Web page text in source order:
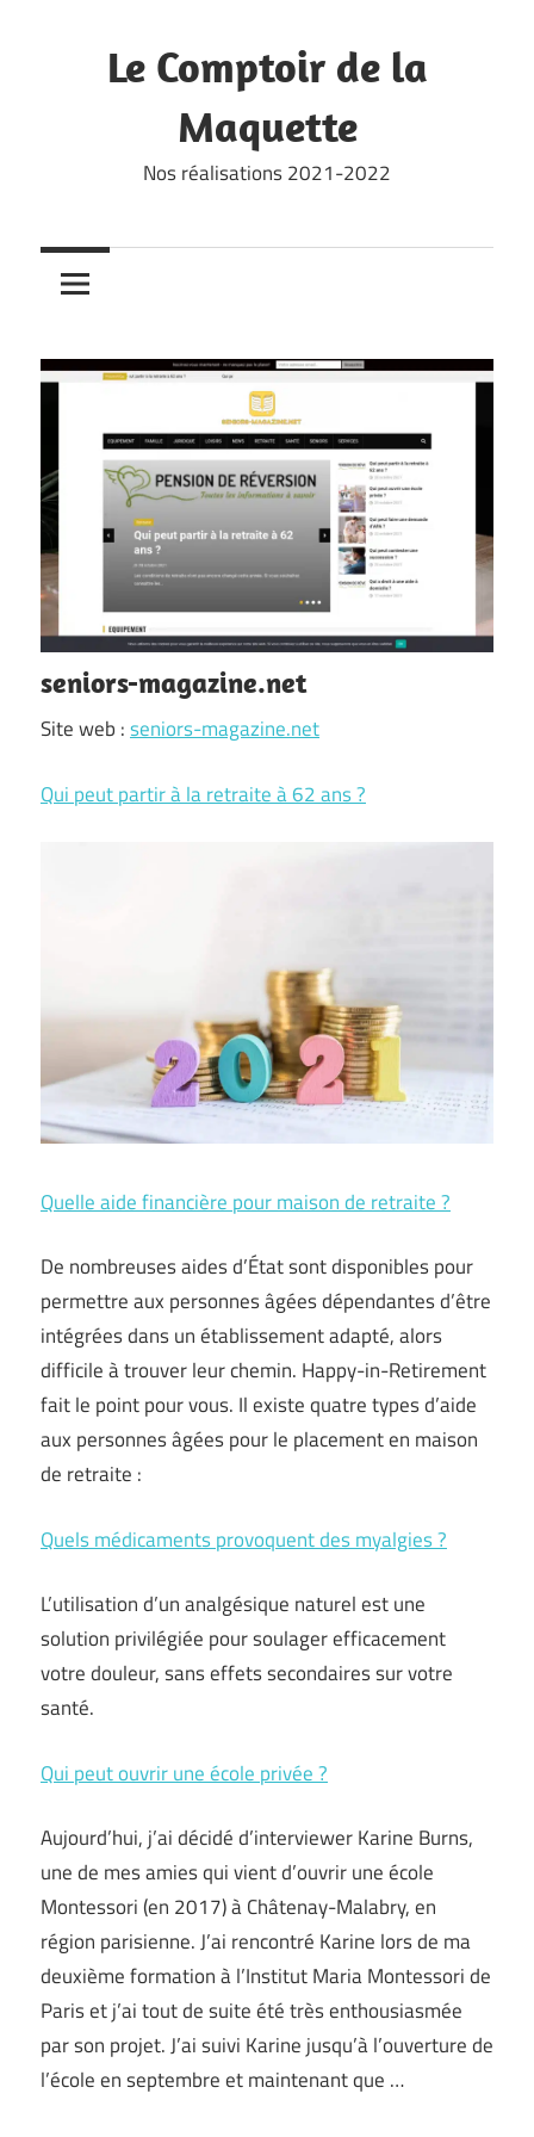
Le Comptoir de la
Maquette
Nos réalisations 2021-2022
seniors-magazine.net
Site web :seniors-magazine.net
Qui peut partir à la retraite à 62 ans ?
Quelle aide financière pour maison de retraite ?
De nombreuses aides d’État sont disponibles pour
permettre aux personnes âgées dépendantes d’être
intégrées dans un établissement adapté, alors
difficile à trouver leur chemin. Happy-in-Retirement
fait le point pour vous. Il existe quatre types d’aide
aux personnes âgées pour le placement en maison
de retraite :
Quels médicaments provoquent des myalgies ?
L’utilisation d’un analgésique naturel est une
solution privilégiée pour soulager efficacement
votre douleur, sans effets secondaires sur votre
santé.
Qui peut ouvrir une école privée ?
Aujourd’hui, j’ai décidé d’interviewer Karine Burns,
une de mes amies qui vient d’ouvrir une école
Montessori (en 2017) à Châtenay-Malabry, en
région parisienne. J’ai rencontré Karine lors de ma
deuxième formation à l’Institut Maria Montessori de
Paris et j’ai tout de suite été très enthousiasmée
par son projet. J’ai suivi Karine jusqu’à l’ouverture de
l’école en septembre et maintenant que …